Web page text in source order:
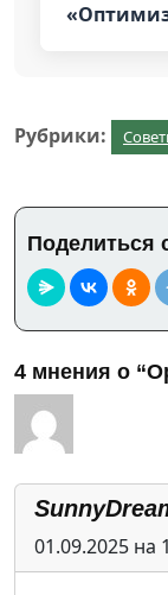
Рубрики:
Поделиться
4 мнения о
01.09.2025 на